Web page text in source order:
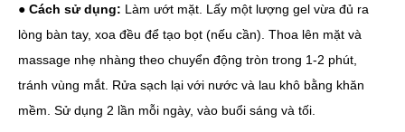
● Cách sử dụng: Làm ướt mặt. Lấy một lượng gel vừa đủ ra
lòng bàn tay, xoa đều để tạo bọt (nếu cần). Thoa lên mặt và
massage nhẹ nhàng theo chuyển động tròn trong 1-2 phút,
tránh vùng mắt. Rửa sạch lại với nước và lau khô bằng khăn
mềm. Sử dụng 2 lần mỗi ngày, vào buổi sáng và tối.